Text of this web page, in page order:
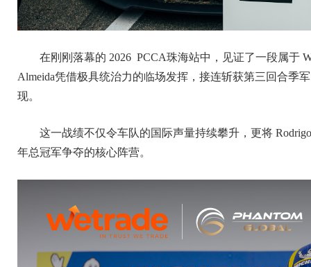
在刚刚落幕的 2026 PCCA珠海站中，见证了一段属于
Almeida凭借极具统治力的临场发挥，接连斩获第三回合季
现。
这一战绩不仅令车队的国际声量持续攀升，更将
年总冠军争夺的核心阵营。